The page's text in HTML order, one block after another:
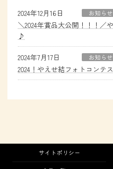
2024年12月16日 お知らせ
＼2024年賞品大公開！！！／
♪
2024年7月17日 お知らせ
2024！やえせ結フォトコンテ
サイトポリシー